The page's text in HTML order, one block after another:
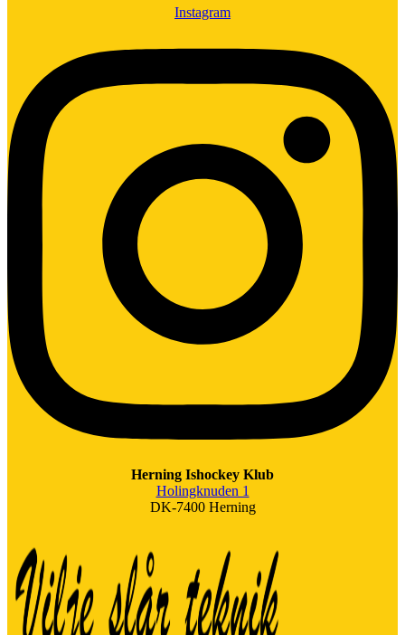
Instagram
Herning Ishockey Klub
Holingknuden 1
DK-7400 Herning